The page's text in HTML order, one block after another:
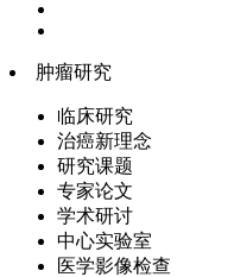
肿瘤研究
临床研究
治癌新理念
研究课题
专家论文
学术研讨
中心实验室
医学影像检查